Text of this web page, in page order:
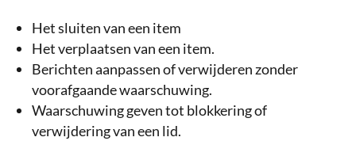
Het sluiten van een item
Het verplaatsen van een item.
Berichten aanpassen of verwijderen zonder
voorafgaande waarschuwing.
Waarschuwing geven tot blokkering of
verwijdering van een lid.